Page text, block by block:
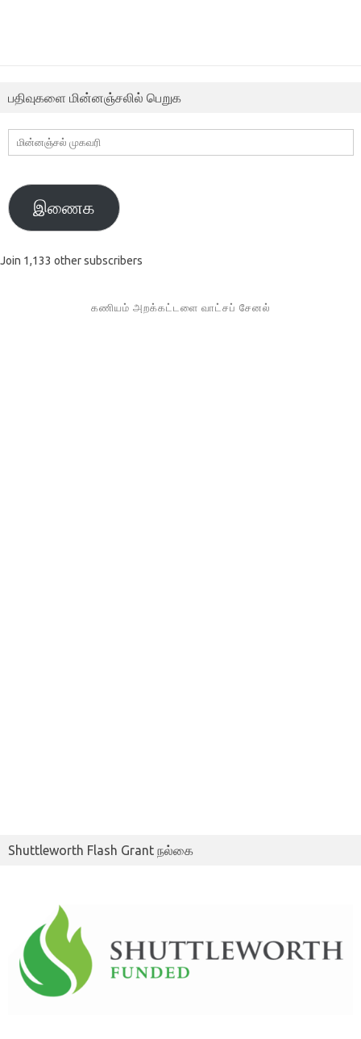
பதிவுகளை மின்னஞ்சலில் பெறுக
மின்னஞ்சல்
முகவரி
இணைக
Join 1,133 other subscribers
கணியம் அறக்கட்டளை வாட்சப் சேனல்
Shuttleworth Flash Grant நல்கை